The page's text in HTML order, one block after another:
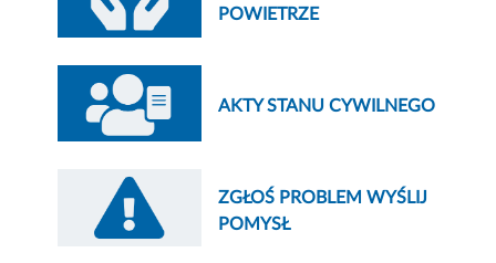
AKTY STANU CYWILNEGO
POWIETRZE
ZGŁOŚ PROBLEM WYŚLIJ
POMYSŁ